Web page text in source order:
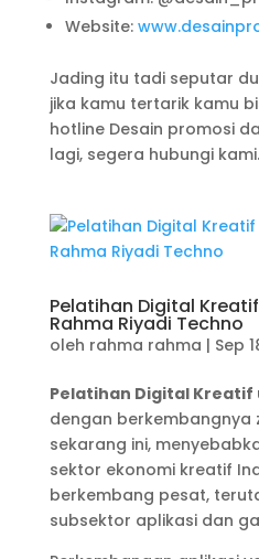
Website:
Jading itu tadi seputar
jika kamu tertarik kamu
hotline Desain promosi
lagi, segera hubungi kami.
Pelatihan Digital Kreatif
Rahma Riyadi Techno
oleh rahma rahma | Sep
Pelatihan Digital Kreatif
dengan berkembangnya
sekarang ini,
sektor ekonomi kreatif
berkembang pesat,
subsektor aplikasi dan